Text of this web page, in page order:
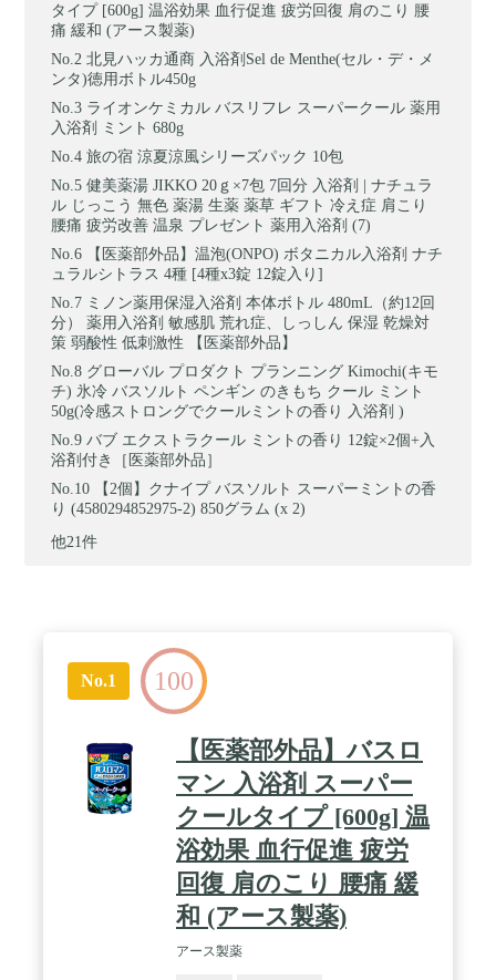
タイプ [600g] 温浴効果 血行促進 疲労回復 肩のこり 腰
痛 緩和 (アース製薬)
北見ハッカ通商 入浴剤Sel de Menthe(セル・デ・メ
ンタ)徳用ボトル450g
ライオンケミカル バスリフレ スーパークール 薬用
入浴剤 ミント 680g
旅の宿 涼夏涼風シリーズパック 10包
健美薬湯 JIKKO 20ｇ×7包 7回分 入浴剤 | ナチュラ
ル じっこう 無色 薬湯 生薬 薬草 ギフト 冷え症 肩こり
腰痛 疲労改善 温泉 プレゼント 薬用入浴剤 (7)
【医薬部外品】温泡(ONPO) ボタニカル入浴剤 ナチ
ュラルシトラス 4種 [4種x3錠 12錠入り]
ミノン薬用保湿入浴剤 本体ボトル 480mL（約12回
分） 薬用入浴剤 敏感肌 荒れ症、しっしん 保湿 乾燥対
策 弱酸性 低刺激性 【医薬部外品】
グローバル プロダクト プランニング Kimochi(キモ
チ) 氷冷 バスソルト ペンギン のきもち クール ミント
50g(冷感ストロングでクールミントの香り 入浴剤 )
バブ エクストラクール ミントの香り 12錠×2個+入
浴剤付き［医薬部外品］
【2個】クナイプ バスソルト スーパーミントの香
り (4580294852975-2) 850グラム (x 2)
他21件
No.1 100
【医薬部外品】バスロ
マン 入浴剤 スーパー
クールタイプ [600g] 温
浴効果 血行促進 疲労
回復 肩のこり 腰痛 緩
和 (アース製薬)
アース製薬